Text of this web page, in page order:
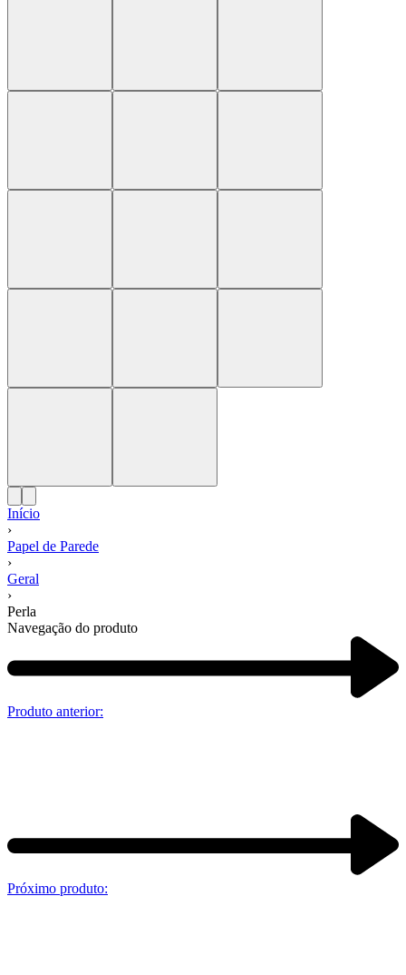
Início
›
Papel de Parede
›
Geral
›
Perla
Navegação do produto
Produto anterior:
Próximo produto: